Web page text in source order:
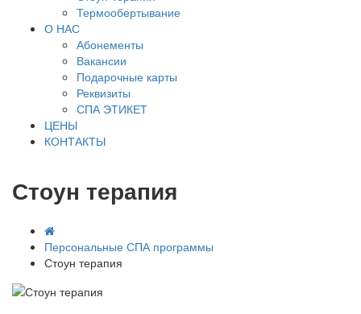
Термообертывание
О НАС
Абонементы
Вакансии
Подарочные карты
Реквизиты
СПА ЭТИКЕТ
ЦЕНЫ
КОНТАКТЫ
Стоун терапия
Персональные СПА программы
Стоун терапия